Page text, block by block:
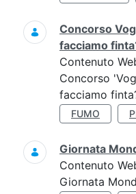
Concorso
facciamo
Contenuto
Concorso
facciamo
FUMO
Giornata
Contenuto
Giornata